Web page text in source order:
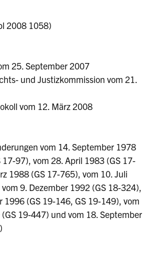
2008 1058)
25. September 2007
und Justizkommission vom 21.
vom 12. März 2008
vom 14. September 1978
17-97), vom 28. April 1983 (GS 17-
1988 (GS 17-765), vom 10. Juli
9. Dezember 1992 (GS 18-324),
1996 (GS 19-146, GS 19-149), vom
19-447) und vom 18. September